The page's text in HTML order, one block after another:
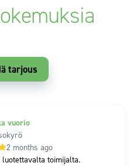
tarjous
vuorio
2 months ago
toimijalta.